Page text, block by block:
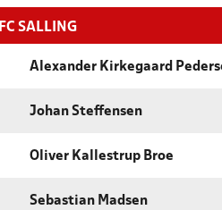
FC SALLING
Alexander Kirkegaard
Johan Steffensen
Oliver Kallestrup Broe
Sebastian Madsen